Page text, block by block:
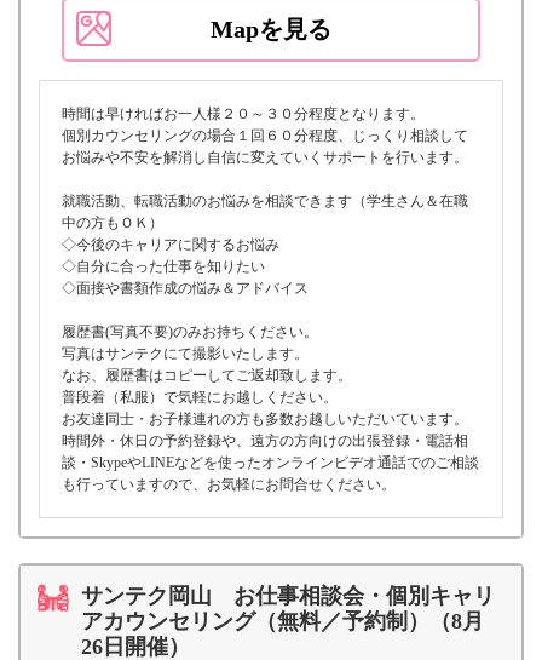
Mapを見る
時間は早ければお一人様２０～３０分程度となります。
個別カウンセリングの場合１回６０分程度、じっくり相談して
お悩みや不安を解消し自信に変えていくサポートを行います。
就職活動、転職活動のお悩みを相談できます（学生さん＆在職
中の方もＯＫ）
◇今後のキャリアに関するお悩み
◇自分に合った仕事を知りたい
◇面接や書類作成の悩み＆アドバイス
履歴書(写真不要)のみお持ちください。
写真はサンテクにて撮影いたします。
なお、履歴書はコピーしてご返却致します。
普段着（私服）で気軽にお越しください。
お友達同士・お子様連れの方も多数お越しいただいています。
時間外・休日の予約登録や、遠方の方向けの出張登録・電話相
談・SkypeやLINEなどを使ったオンラインビデオ通話でのご相談
も行っていますので、お気軽にお問合せください。
サンテク岡山 お仕事相談会・個別キャリ
アカウンセリング（無料／予約制）（8月
26日開催）